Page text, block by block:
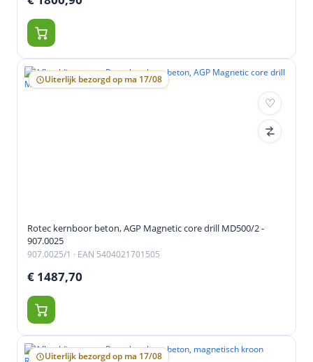
Uiterlijk bezorgd op ma 17/08
Rotec kernboor beton, AGP Magnetic core drill MD500/2 -
907.0025
907.0025/1 · EAN 5404021701505
€ 1487,70
Uiterlijk bezorgd op ma 17/08